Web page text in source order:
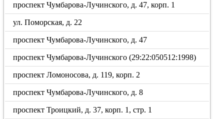
проспект Чумбарова-Лучинского, д. 47, корп. 1
ул. Поморская, д. 22
проспект Чумбарова-Лучинского, д. 47
проспект Чумбарова-Лучинского (29:22:050512:1998)
проспект Ломоносова, д. 119, корп. 2
проспект Чумбарова-Лучинского, д. 8
проспект Троицкий, д. 37, корп. 1, стр. 1